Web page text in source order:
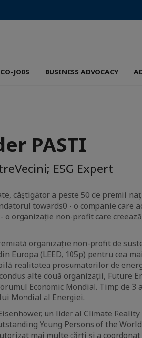
JOBS BUSINESS ADVOCACY
PASTI
ESG Expert
câștigător a peste 50 de premii
towards0 - o companie care
organizație non-profit care
organizație non-profit de
Europa (LEED, 105p) pentru cea
realitatea prosumatorilor de
alte două organizații, Future
Economic Mondial. Timp de
Mondial al Energiei.
un lider al Climate
Young Persons of the
mai multe cărți și a coordonat